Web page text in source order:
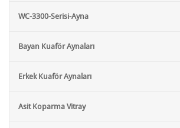
WC-3300-Serisi-Ayna
Bayan Kuaför Aynaları
Erkek Kuaför Aynaları
Asit Koparma Vitray